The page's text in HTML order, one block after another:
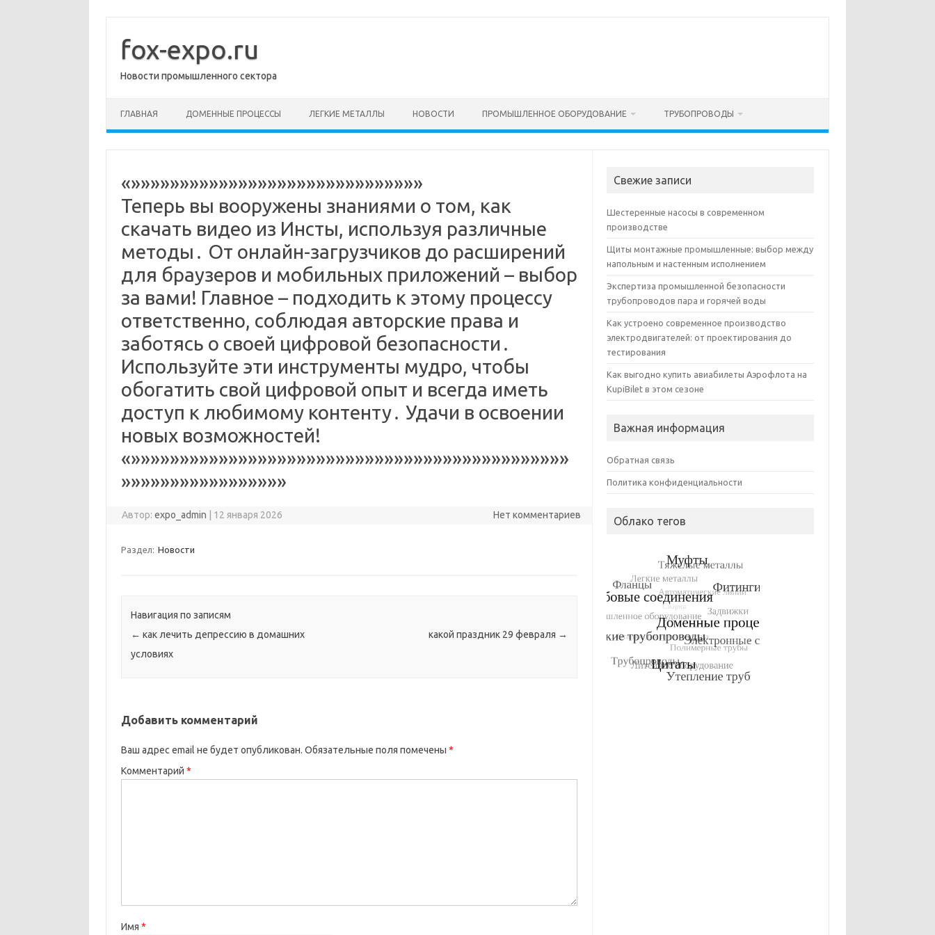
содержимому
fox-expo.ru
Новости промышленного сектора
ГЛАВНАЯ ДОМЕННЫЕ ПРОЦЕССЫ ЛЕГКИЕ МЕТАЛЛЫ НОВОСТИ ПРОМЫШЛЕННОЕ ОБОРУДОВАНИЕ ТРУБОПРОВОДЫ
«»»»»»»»»»»»»»»»»»»»»»»»»»»»»»»
Теперь вы вооружены знаниями о том, как
скачать видео из Инсты, используя различные
методы․ От онлайн-загрузчиков до расширений
для браузеров и мобильных приложений – выбор
за вами! Главное – подходить к этому процессу
ответственно, соблюдая авторские права и
заботясь о своей цифровой безопасности․
Используйте эти инструменты мудро, чтобы
обогатить свой цифровой опыт и всегда иметь
доступ к любимому контенту․ Удачи в освоении
новых возможностей!
«»»»»»»»»»»»»»»»»»»»»»»»»»»»»»»»»»»»»»»»»»»»»»
»»»»»»»»»»»»»»»»»
Автор:expo_admin 12 января 2026 Нет комментариев
Раздел: Новости
Навигация по записям
← как лечить депрессию в домашних
условиях
какой праздник 29 февраля →
Добавить комментарий
Ваш адрес email не будет опубликован. Обязательные поля помечены *
Комментарий *
Имя *
Свежие записи
Шестеренные насосы в современном
производстве
Щиты монтажные промышленные: выбор между
напольным и настенным исполнением
Экспертиза промышленной безопасности
трубопроводов пара и горячей воды
Как устроено современное производство
электродвигателей: от проектирования до
тестирования
Как выгодно купить авиабилеты Аэрофлота на
KupiBilet в этом сезоне
Важная информация
Обратная связь
Политика конфиденциальности
Облако тегов